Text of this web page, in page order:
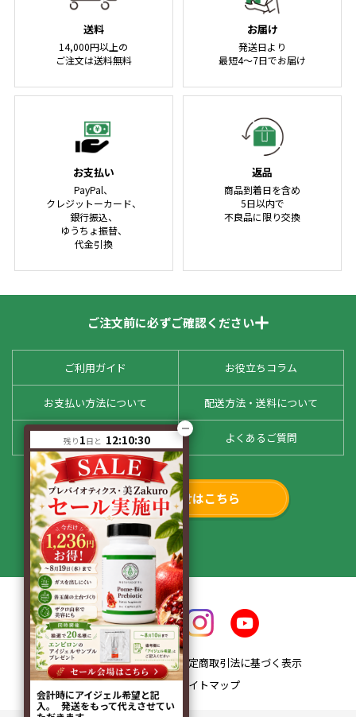
送料
14,000円以上の
ご注文は送料無料
お届け
発送日より
最短4～7日でお届け
お支払い
PayPal、
クレジットーカード、
銀行振込、
ゆうちょ振替、
代金引換
返品
商品到着日を含め
5日以内で
不良品に限り交換
ご注文前に必ずご確認ください
ご利用ガイド お役立ちコラム
お支払い方法について 配送方法・送料について
お客様の声 よくあるご質問
お問い合わせはこちら
会社概要
特定商取引法に基づく表示
プライバシーポリシー
サイトマップ
残り 1日と 12:10:30
会計時にアイジェル希望と記
入。 発送をもって代えさせてい